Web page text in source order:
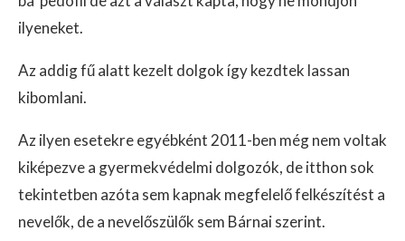
ilyeneket.
Az addig fű alatt kezelt dolgok így kezdtek lassan
kibomlani.
Az ilyen esetekre egyébként 2011-ben még nem voltak
kiképezve a gyermekvédelmi dolgozók, de itthon sok
tekintetben azóta sem kapnak megfelelő felkészítést a
nevelők, de a nevelőszülők sem Bárnai szerint.